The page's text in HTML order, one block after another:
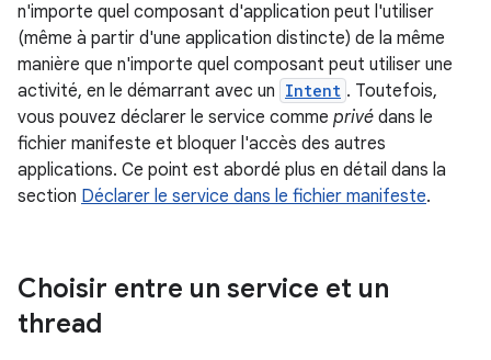
n'importe quel composant d'application peut l'utiliser
(même à partir d'une application distincte) de la même
manière que n'importe quel composant peut utiliser une
activité, en le démarrant avec un Intent . Toutefois,
vous pouvez déclarer le service comme privé dans le
fichier manifeste et bloquer l'accès des autres
applications. Ce point est abordé plus en détail dans la
section Déclarer le service dans le fichier manifeste.
Choisir entre un service et un
thread